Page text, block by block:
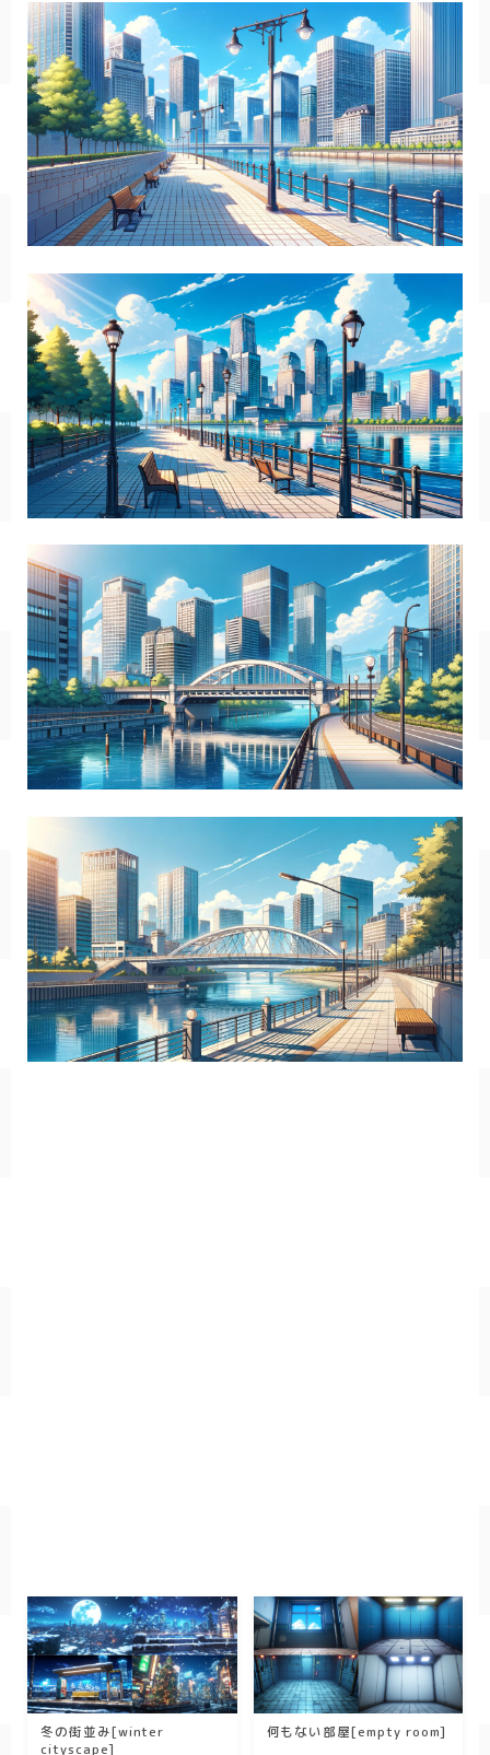
冬の街並み[winter
cityscape]
何もない部屋[empty room]